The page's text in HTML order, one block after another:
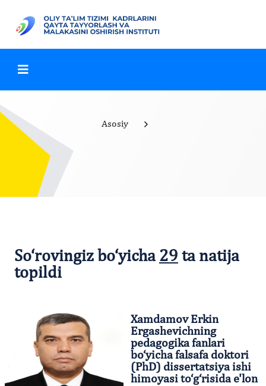
Asosiy
So‘rovingiz bo‘yicha 29 ta natija
topildi
Xamdamov Erkin
Ergashevichning
pedagogika fanlari
bo‘yicha falsafa doktori
(PhD) dissertatsiya ishi
himoyasi to‘g‘risida e'lon